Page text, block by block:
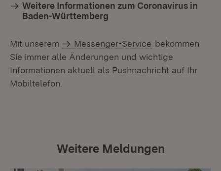
Weitere Informationen zum Coronavirus in
Baden-Württemberg
Mit unserem Messenger-Service bekommen
Sie immer alle Änderungen und wichtige
Informationen aktuell als Pushnachricht auf Ihr
Mobiltelefon.
Weitere Meldungen